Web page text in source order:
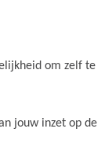
om zelf te
jouw inzet op de